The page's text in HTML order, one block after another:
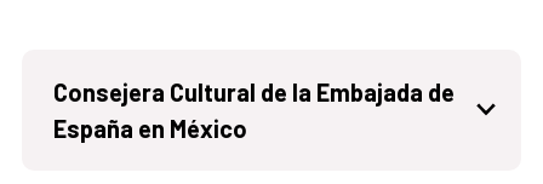
Consejera Cultural de la Embajada de
España en México